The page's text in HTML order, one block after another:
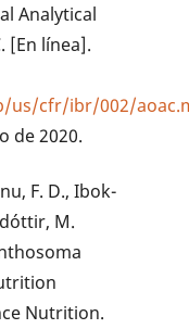
Analytical
[En línea].
cfr/ibr/002/
de 2020.
F. D., Ibok-
M.
Nutrition.